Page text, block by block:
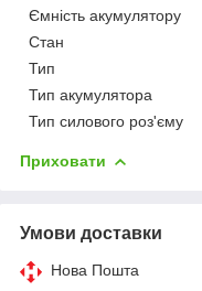
Ємність акумулятору
Стан
Тип
Тип акумулятора
Тип силового роз'єму
Приховати
Умови доставки
Нова Пошта